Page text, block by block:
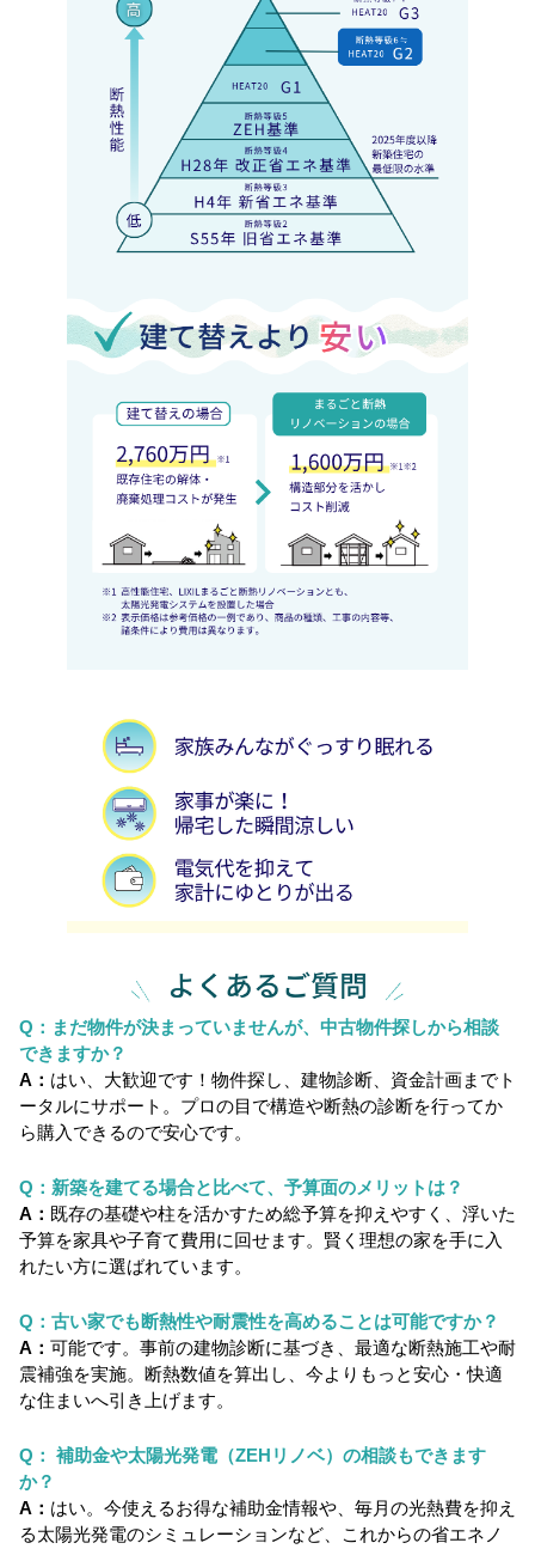
Q：まだ物件が決まっていませんが、中古物件探しから相談
できますか？
A： はい、大歓迎です！物件探し、建物診断、資金計画までト
ータルにサポート。プロの目で構造や断熱の診断を行ってか
ら購入できるので安心です。
Q：新築を建てる場合と比べて、予算面のメリットは？
A： 既存の基礎や柱を活かすため総予算を抑えやすく、浮いた
予算を家具や子育て費用に回せます。賢く理想の家を手に入
れたい方に選ばれています。
Q：古い家でも断熱性や耐震性を高めることは可能ですか？
A： 可能です。事前の建物診断に基づき、最適な断熱施工や耐
震補強を実施。断熱数値を算出し、今よりもっと安心・快適
な住まいへ引き上げます。
Q： 補助金や太陽光発電（ZEHリノベ）の相談もできます
か？
A： はい。今使えるお得な補助金情報や、毎月の光熱費を抑え
る太陽光発電のシミュレーションなど、これからの省エネノ